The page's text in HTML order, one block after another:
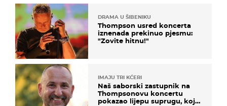
DRAMA U ŠIBENIKU
Thompson usred koncerta
iznenada prekinuo pjesmu:
"Zovite hitnu!"
IMAJU TRI KĆERI
Naš saborski zastupnik na
Thompsonovu koncertu
pokazao lijepu suprugu, koja